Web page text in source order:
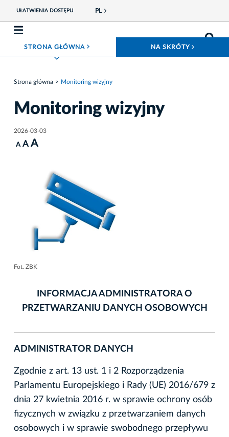
UŁATWIENIA DOSTĘPU PL
STRONA GŁÓWNA ROZWIŃ MENU NA SKRÓTY
Strona główna Monitoring wizyjny
Monitoring wizyjny
2026-03-03
A A A
Fot. ZBK
INFORMACJA ADMINISTRATORA O
PRZETWARZANIU DANYCH OSOBOWYCH
ADMINISTRATOR DANYCH
Zgodnie z art. 13 ust. 1 i 2 Rozporządzenia
Parlamentu Europejskiego i Rady (UE) 2016/679 z
dnia 27 kwietnia 2016 r. w sprawie ochrony osób
fizycznych w związku z przetwarzaniem danych
osobowych i w sprawie swobodnego przepływu